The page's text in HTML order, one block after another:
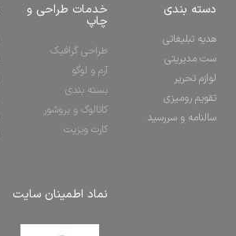
دسته بندی
هدیه تبلیغاتی
ست مدیریتی
لوازم تحریر
تقویم رومیزی
سالنامه و سررسید
خدمات طراحی و
چاپ
طراحی گرافیک
آرم و لوگو
بسته بندی
کاتالوگ و بروشور
کارت ویزیت
نماد اطمینان سایت